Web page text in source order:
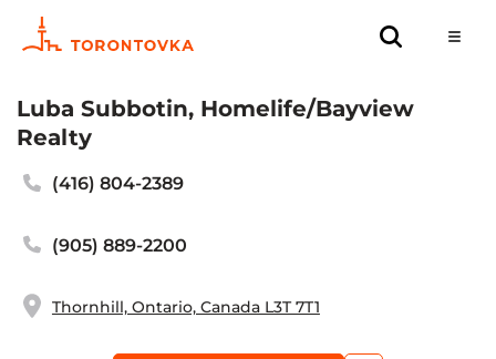
Luba Subbotin, Homelife/Bayview
Realty
(416) 804-2389
(905) 889-2200
Thornhill, Ontario, Canada L3T 7T1